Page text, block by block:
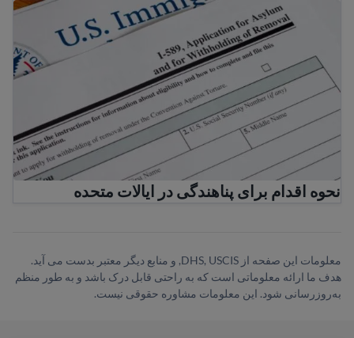
نحوه اقدام برای پناهندگی در ایالات متحده
نحوه اقدام برای پناهندگی در ایالات متحده
معلومات این صفحه از DHS, USCIS, و منابع دیگر معتبر بدست می آید.
هدف ما ارائه معلوماتی است که به راحتی قابل درک باشد و به طور منظم
به‌روزرسانی شود. این معلومات مشاوره حقوقی نیست.